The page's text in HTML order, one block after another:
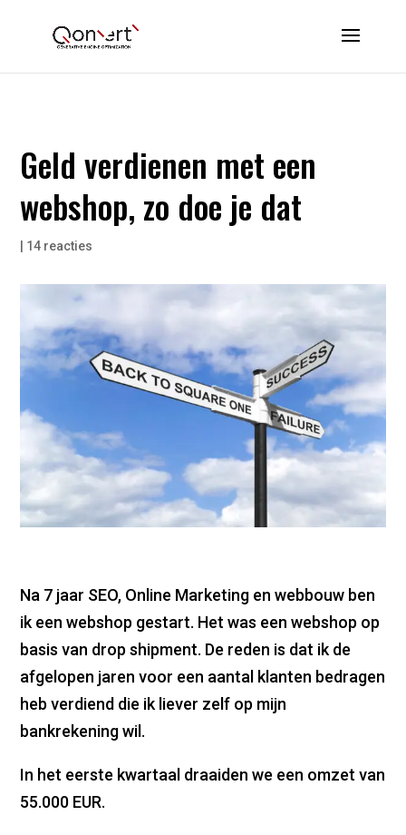
Geld verdienen met een
webshop, zo doe je dat
14 reacties
Na 7 jaar SEO, Online Marketing en webbouw ben
ik een webshop gestart. Het was een webshop op
basis van drop shipment. De reden is dat ik de
afgelopen jaren voor een aantal klanten bedragen
heb verdiend die ik liever zelf op mijn
bankrekening wil.
In het eerste kwartaal draaiden we een omzet van
55.000 EUR.